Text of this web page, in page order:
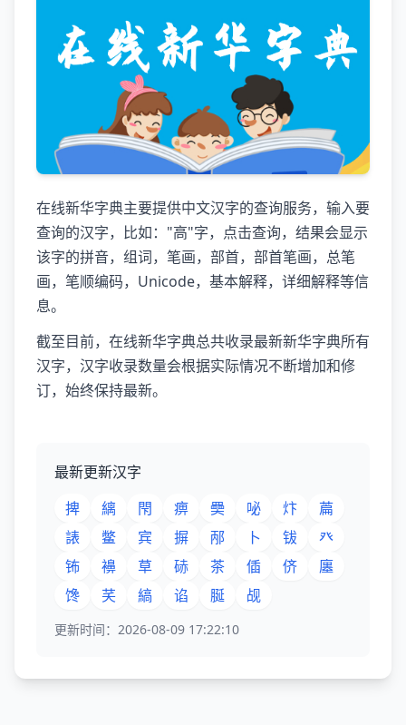
在线新华字典主要提供中文汉字的查询服务，输入要
查询的汉字，比如："高"字，点击查询，结果会显示
该字的拼音，组词，笔画，部首，部首笔画，总笔
画，笔顺编码，Unicode，基本解释，详细解释等信
息。
截至目前，在线新华字典总共收录最新新华字典所有
汉字，汉字收录数量会根据实际情况不断增加和修
订，始终保持最新。
最新更新汉字
捭
縭 閇 痹 奰 咇 炞
萹
諘
鳖 宾 摒 邴 卜 钹
癶
钸
襣 草 硳 茶 偛 侪
廛
馋
芺 縞 谄 脠 觇
更新时间：2026-08-09 17:22:10